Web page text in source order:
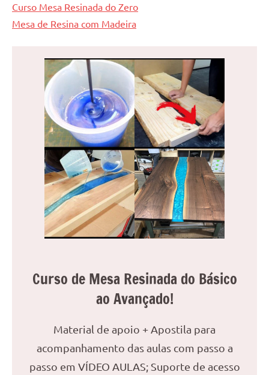
Curso Mesa Resinada do Zero
Mesa de Resina com Madeira
Curso de Mesa Resinada do Básico
ao Avançado!
Material de apoio + Apostila para
acompanhamento das aulas com passo a
passo em VÍDEO AULAS; Suporte de acesso